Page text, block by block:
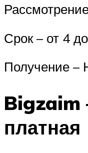
Срок – от 4
Получение
Bigzaim
платная